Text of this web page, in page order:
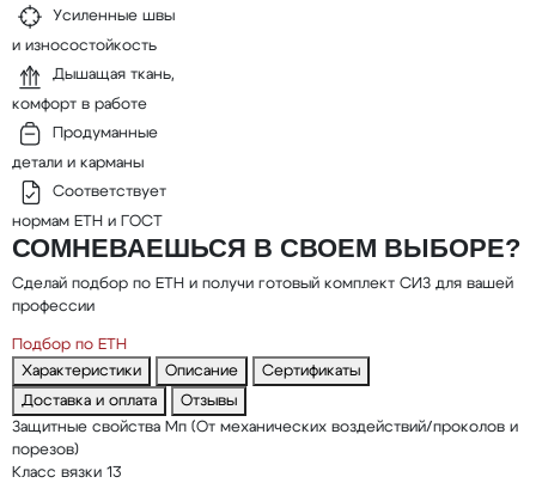
Усиленные швы
и износостойкость
Дышащая ткань,
комфорт в работе
Продуманные
детали и карманы
Соответствует
нормам ЕТН и ГОСТ
СОМНЕВАЕШЬСЯ В СВОЕМ ВЫБОРЕ?
Сделай подбор по ЕТН и получи готовый комплект СИЗ для вашей
профессии
Подбор по ЕТН
Характеристики
Описание
Сертификаты
Доставка и оплата
Отзывы
Защитные свойства Мп (От механических воздействий/проколов и
порезов)
Класс вязки 13